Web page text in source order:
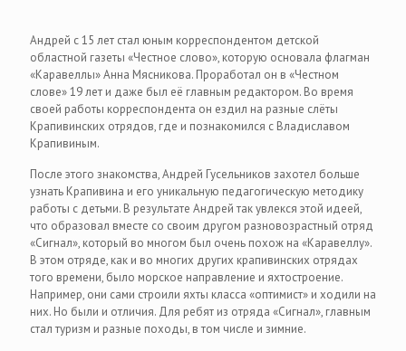
Андрей с 15 лет стал юным корреспондентом детской
областной газеты «Честное слово», которую основала флагман
«Каравеллы» Анна Мясникова. Проработал он в «Честном
слове» 19 лет и даже был её главным редактором. Во время
своей работы корреспондента он ездил на разные слёты
Крапивинских отрядов, где и познакомился с Владиславом
Крапивиным.
После этого знакомства, Андрей Гусельников захотел больше
узнать Крапивина и его уникальную педагогическую методику
работы с детьми. В результате Андрей так увлекся этой идеей,
что образовал вместе со своим другом разновозрастный отряд
«Сигнал», который во многом был очень похож на «Каравеллу».
В этом отряде, как и во многих других крапивинских отрядах
того времени, было морское направление и яхтостроение.
Например, они сами строили яхты класса «оптимист» и ходили на
них. Но были и отличия. Для ребят из отряда «Сигнал», главным
стал туризм и разные походы, в том числе и зимние.